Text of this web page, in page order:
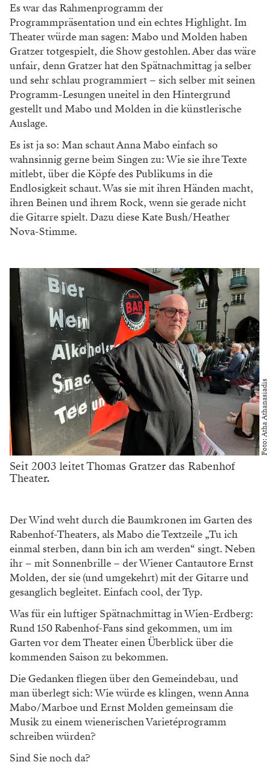
Es war das Rahmenprogramm der
Programmpräsentation und ein echtes Highlight. Im
Theater würde man sagen: Mabo und Molden haben
Gratzer totgespielt, die Show gestohlen. Aber das wäre
unfair, denn Gratzer hat den Spätnachmittag ja selber
und sehr schlau programmiert – sich selber mit seinen
Programm-Lesungen uneitel in den Hintergrund
gestellt und Mabo und Molden in die künstlerische
Auslage.
Es ist ja so: Man schaut Anna Mabo einfach so
wahnsinnig gerne beim Singen zu: Wie sie ihre Texte
mitlebt, über die Köpfe des Publikums in die
Endlosigkeit schaut. Was sie mit ihren Händen macht,
ihren Beinen und ihrem Rock, wenn sie gerade nicht
die Gitarre spielt. Dazu diese Kate Bush/Heather
Nova-Stimme.
Foto: Atha Athanasiadis
Seit 2003 leitet Thomas Gratzer das Rabenhof
Theater.
Der Wind weht durch die Baumkronen im Garten des
Rabenhof-Theaters, als Mabo die Textzeile „Tu ich
einmal sterben, dann bin ich am werden“ singt. Neben
ihr – mit Sonnenbrille – der Wiener Cantautore Ernst
Molden, der sie (und umgekehrt) mit der Gitarre und
gesanglich begleitet. Einfach cool, der Typ.
Was für ein luftiger Spätnachmittag in Wien-Erdberg:
Rund 150 Rabenhof-Fans sind gekommen, um im
Garten vor dem Theater einen Überblick über die
kommenden Saison zu bekommen.
Die Gedanken fliegen über den Gemeindebau, und
man überlegt sich: Wie würde es klingen, wenn Anna
Mabo/Marboe und Ernst Molden gemeinsam die
Musik zu einem wienerischen Varietéprogramm
schreiben würden?
Sind Sie noch da?